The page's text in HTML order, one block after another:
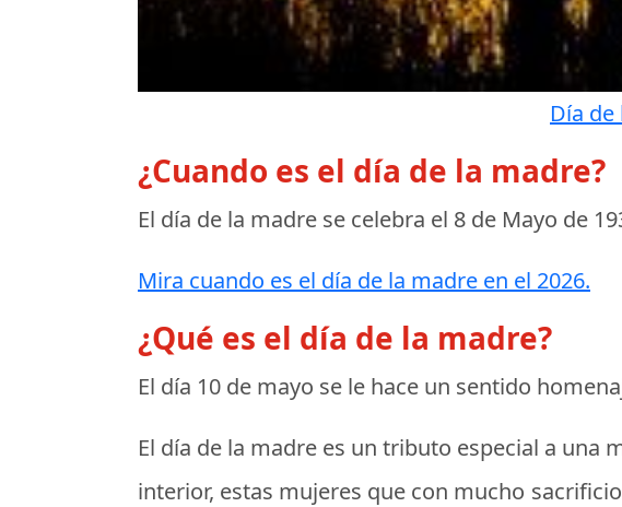
Día
¿Cuando es el día de la madre?
El día de la madre se celebra el 8 de Mayo de
Mira cuando es el día de la madre en el 2026.
¿Qué es el día de la madre?
El día 10 de mayo se le hace un sentido
El día de la madre es un tributo especial a una
interior, estas mujeres que con mucho